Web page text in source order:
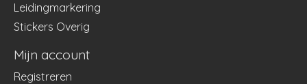
Leidingmarkering
Stickers Overig
Mijn account
Registreren